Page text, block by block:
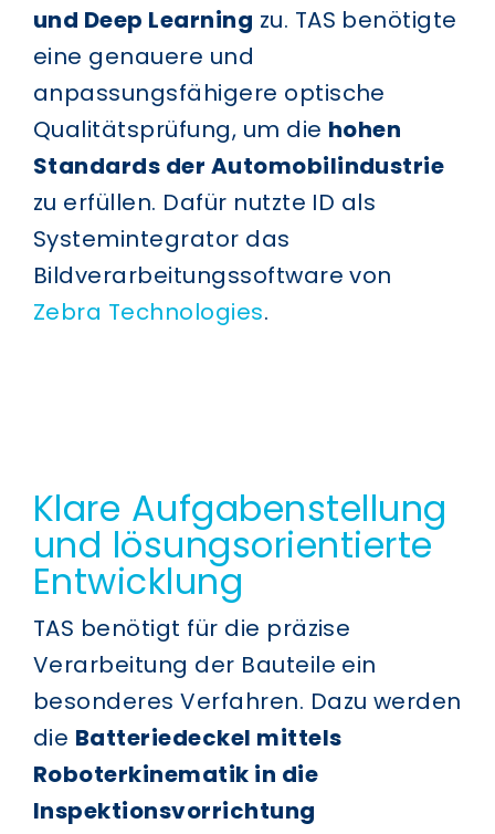
und Deep Learning zu. TAS benötigte
eine genauere und
anpassungsfähigere optische
Qualitätsprüfung, um die hohen
Standards der Automobilindustrie
zu erfüllen. Dafür nutzte ID als
Systemintegrator das
Bildverarbeitungssoftware von
Zebra Technologies.
Klare Aufgabenstellung
und lösungsorientierte
Entwicklung
TAS benötigt für die präzise
Verarbeitung der Bauteile ein
besonderes Verfahren. Dazu werden
die Batteriedeckel mittels
Roboterkinematik in die
Inspektionsvorrichtung